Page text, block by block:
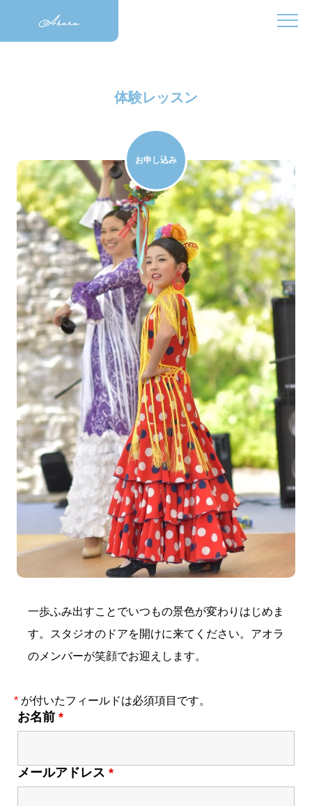
体験レッスン
お申し込み
一歩ふみ出すことでいつもの景色が変わりはじめま
す。スタジオのドアを開けに来てください。アオラ
のメンバーが笑顔でお迎えします。
* が付いたフィールドは必須項目です。
お名前 *
メールアドレス *